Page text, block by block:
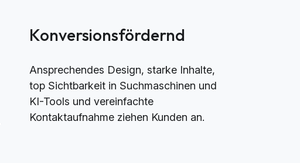
Konversionsfördernd
Ansprechendes Design, starke Inhalte,
top Sichtbarkeit in Suchmaschinen und
KI-Tools und vereinfachte
Kontaktaufnahme ziehen Kunden an.